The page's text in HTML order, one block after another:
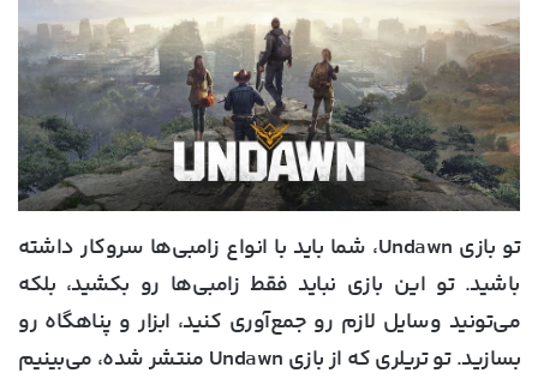
تو بازی Undawn، شما باید با انواع زامبی‌ها سروکار داشته
باشید. تو این بازی نباید فقط زامبی‌ها رو بکشید، بلکه
می‌تونید وسایل لازم رو جمع‌آوری کنید، ابزار و پناهگاه رو
بسازید. تو تریلری که از بازی Undawn منتشر شده، می‌بینیم